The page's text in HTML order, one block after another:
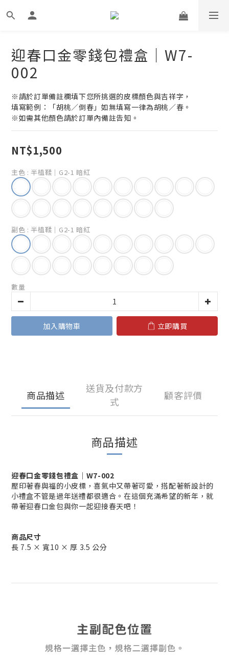
迎春口金零錢包禮盒｜W7-
002
※請於訂單備註欄填下您所挑選的皮標顏色與吉祥字，
填寫範例：「胡桃／倒春」如無填寫一律為胡桃／春。
※如需其他顏色請於訂單內備註告知。
NT$1,500
主色 : 半植鞣｜G2-1 暗紅
副色 : 半植鞣｜G2-1 暗紅
數量
加入購物車 立即購買
商品描述
送貨及付款方
式
顧客評價
商品描述
迎春口金零錢包禮盒｜W7-002
壓印著春與福的小皮標，喜氣中又帶著可愛，搭配著新設計的
小禮盒不管是過年送禮都很適合。在這個充滿希望的新年，就
帶著迎春口金包與你一起迎接春天吧！
商品尺寸
長 7.5 × 寬10 × 厚 3.5 公分